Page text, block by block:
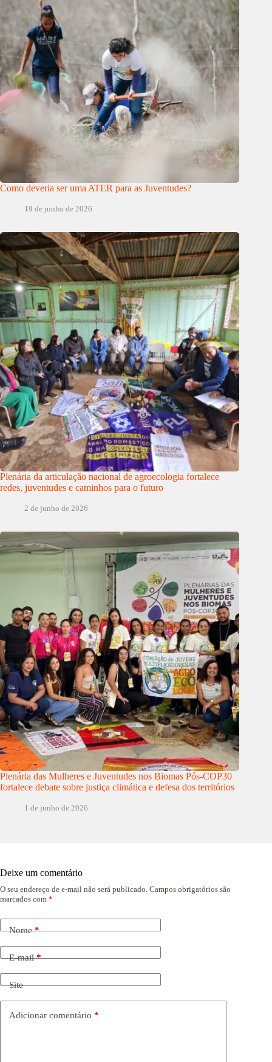
Como deveria ser uma ATER para as Juventudes?
19 de junho de 2026
Plenária da articulação nacional de agroecologia fortalece
redes, juventudes e caminhos para o futuro
2 de junho de 2026
Plenária das Mulheres e Juventudes nos Biomas Pós-COP30
fortalece debate sobre justiça climática e defesa dos territórios
1 de junho de 2026
Deixe um comentário
O seu endereço de e-mail não será publicado. Campos obrigatórios são
marcados com *
Nome*
E-mail*
Site
Adicionar comentário *